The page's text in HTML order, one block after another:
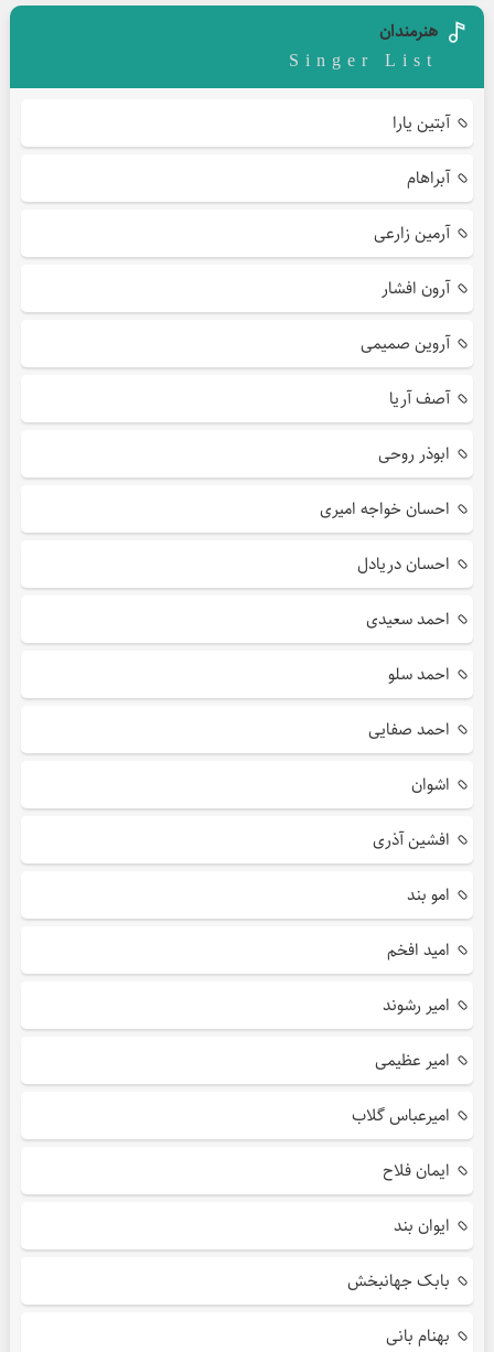
هنرمندان
Singer List
آبتین یارا
آبراهام
آرمین زارعی
آرون افشار
آروین صمیمی
آصف آریا
ابوذر روحی
احسان خواجه امیری
احسان دریادل
احمد سعیدی
احمد سلو
احمد صفایی
اشوان
افشین آذری
امو بند
امید افخم
امیر رشوند
امیر عظیمی
امیرعباس گلاب
ایمان فلاح
ایوان بند
بابک جهانبخش
بهنام بانی